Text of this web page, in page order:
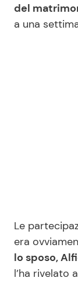
Salute
Chi siamo
Disclaimer e
Redazione
del
a una
Le
era
lo sposo,
l’ha rivelato